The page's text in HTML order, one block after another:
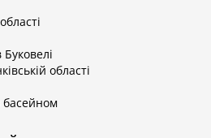
області
басейном